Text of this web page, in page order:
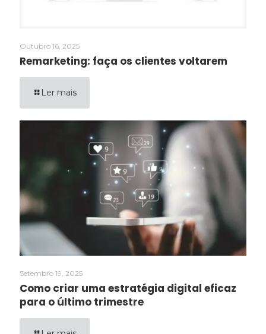
Outubro 16, 2025
Remarketing: faça os clientes voltarem
Ler mais
Setembro 19, 2025
Como criar uma estratégia digital eficaz
para o último trimestre